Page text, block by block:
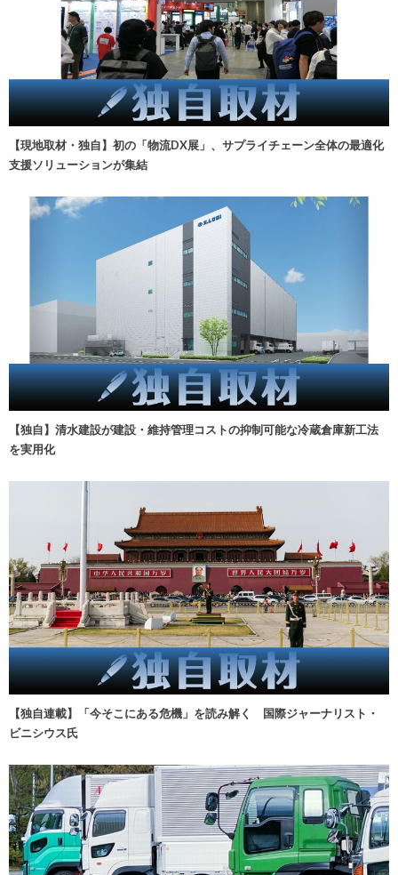
【現地取材・独自】初の「物流DX展」、サプライチェーン全体の最適化
支援ソリューションが集結
【独自】清水建設が建設・維持管理コストの抑制可能な冷蔵倉庫新工法
を実用化
【独自連載】「今そこにある危機」を読み解く 国際ジャーナリスト・
ビニシウス氏